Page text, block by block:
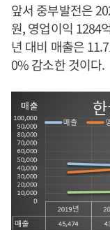
앞서 중부발전은
원, 영업이익 1284
년 대비 매출은
0% 감소한 것이다.